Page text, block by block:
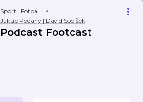
Sport , Fotbal
Jakub Podaný | David Sobišek
Podcast Footcast